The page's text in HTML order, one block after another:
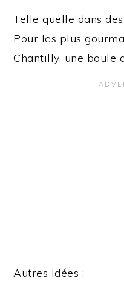
Telle quelle dans
Pour les plus
Chantilly, une boule
Autres idées :